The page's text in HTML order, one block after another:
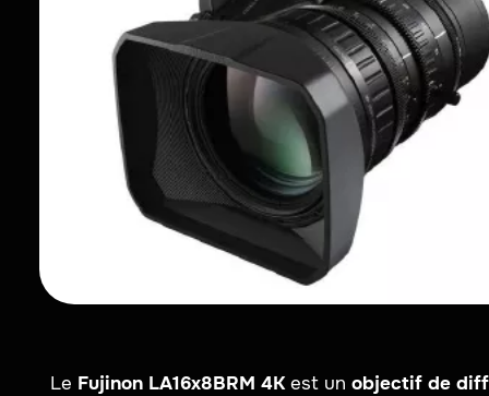
Le Fujinon LA16x8BRM 4Kest un objectif de